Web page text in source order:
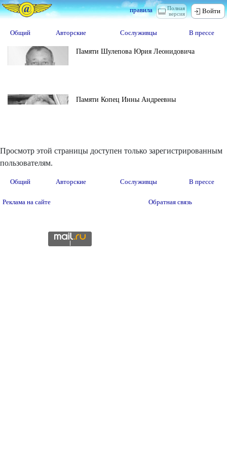
Полная
версия
правила Войти
Общий Авторские Сослуживцы В прессе
Памяти Шулепова Юрия Леонидовича
Памяти Копец Инны Андреевны
Просмотр этой страницы доступен только зарегистрированным
пользователям.
Общий Авторские Сослуживцы В прессе
Реклама на сайте Обратная связь